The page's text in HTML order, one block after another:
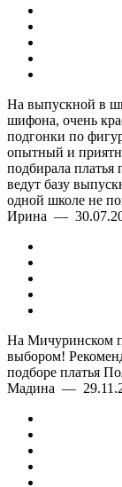
На выпускной в
шифона, очень
подгонки по
опытный и
подбирала платья
ведут базу
одной школе не
Ирина —
На Мичуринском
выбором!
подборе платья
Мадина —